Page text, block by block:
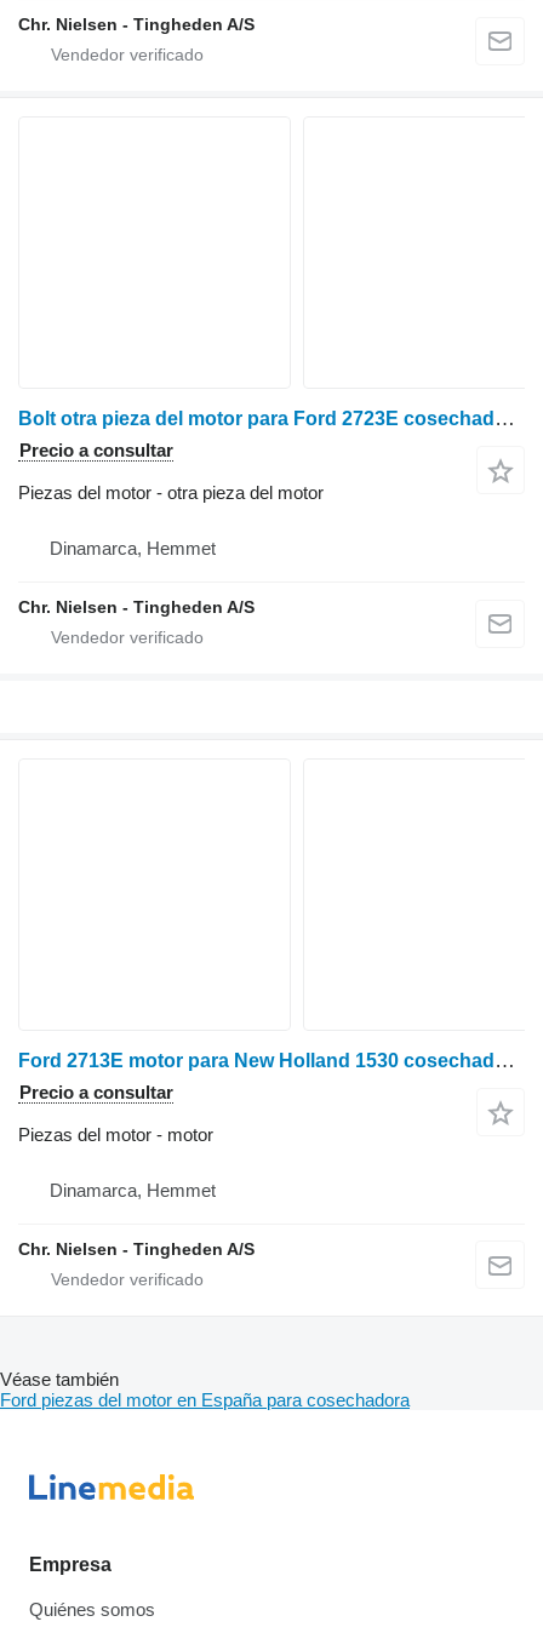
Chr. Nielsen - Tingheden A/S
Bolt otra pieza del motor para Ford 2723E cosechadora de cereales
Precio a consultar
Piezas del motor - otra pieza del motor
Dinamarca, Hemmet
Chr. Nielsen - Tingheden A/S
Ford 2713E motor para New Holland 1530 cosechadora de cereales
Precio a consultar
Piezas del motor - motor
Dinamarca, Hemmet
Chr. Nielsen - Tingheden A/S
Véase también
Ford piezas del motor en España para cosechadora
Empresa
Quiénes somos